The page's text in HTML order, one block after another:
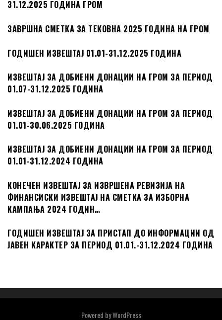
31.12.2025 ГОДИНА ГРОМ
ЗАВРШНА СМЕТКА ЗА ТЕКОВНА 2025 ГОДИНА НА ГРОМ
ГОДИШЕН ИЗВЕШТАЈ 01.01-31.12.2025 ГОДИНА
ИЗВЕШТАЈ ЗА ДОБИЕНИ ДОНАЦИИ НА ГРОМ ЗА ПЕРИОД
01.07-31.12.2025 ГОДИНА
ИЗВЕШТАЈ ЗА ДОБИЕНИ ДОНАЦИИ НА ГРОМ ЗА ПЕРИОД
01.01-30.06.2025 ГОДИНА
ИЗВЕШТАЈ ЗА ДОБИЕНИ ДОНАЦИИ НА ГРОМ ЗА ПЕРИОД
01.01-31.12.2024 ГОДИНА
КОНЕЧЕН ИЗВЕШТАЈ ЗА ИЗВРШЕНА РЕВИЗИЈА НА
ФИНАНСИСКИ ИЗВЕШТАЈ НА СМЕТКА ЗА ИЗБОРНА
КАМПАЊА 2024 ГОДИН…
ГОДИШЕН ИЗВЕШТАЈ ЗА ПРИСТАП ДО ИНФОРМАЦИИ ОД
ЈАВЕН КАРАКТЕР ЗА ПЕРИОД 01.01.-31.12.2024 ГОДИНА
Powered byWordPress